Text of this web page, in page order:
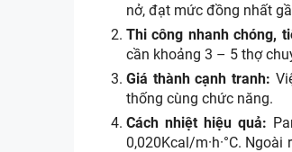
nở, đạt mức đồng nhất
Thi công nhanh chóng,
cần khoảng 3 – 5 thợ
Giá thành cạnh tranh:
thống cùng chức năng.
Cách nhiệt hiệu quả:
0,020Kcal/m·h·°C.